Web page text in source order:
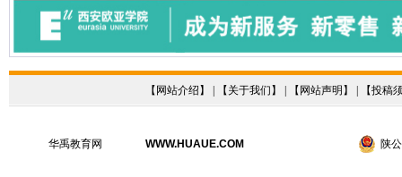
【 网站介绍 】 | 【 关于我们 】 | 【 网站声明 】 | 【投稿
华禹教育网 WWW.HUAUE.COM 陕